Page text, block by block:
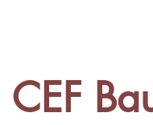
CEF